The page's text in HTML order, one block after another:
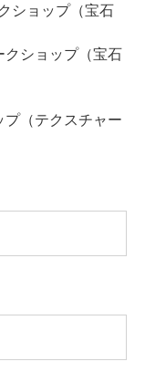
ショップ（宝石
クショップ（宝石
プ（テクスチャー